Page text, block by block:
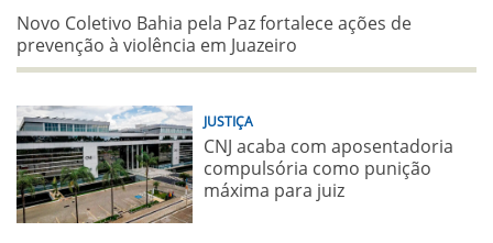
Novo Coletivo Bahia pela Paz fortalece ações de
prevenção à violência em Juazeiro
JUSTIÇA
CNJ acaba com aposentadoria
compulsória como punição
máxima para juiz